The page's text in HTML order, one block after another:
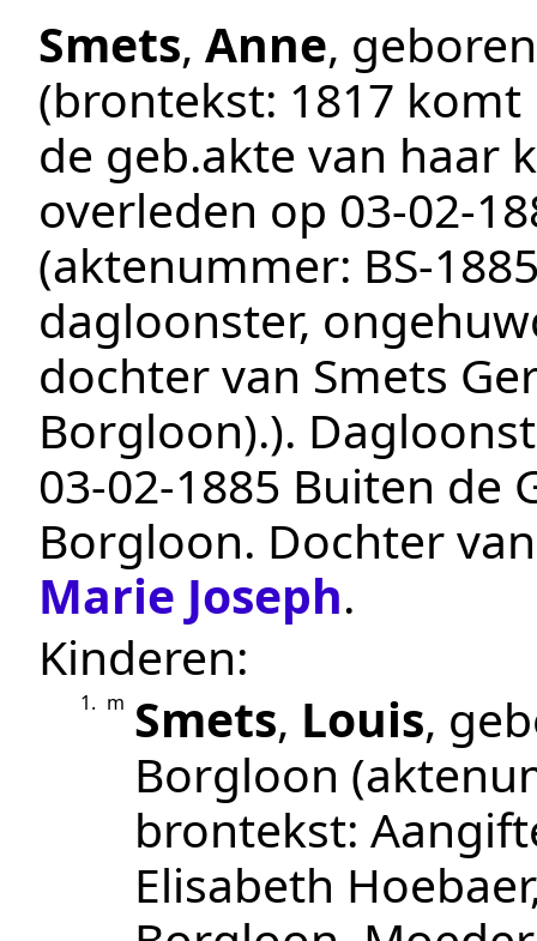
Smets, Anne,
(brontekst: 1817
de geb.akte van haar
overleden op
(aktenummer: BS-
dagloonster,
dochter van Smets
Borgloon).).
03‑02‑1885 Buiten de
Borgloon. Dochter
Marie Joseph.
Kinderen:
1. m Smets, Louis,
Borgloon
brontekst:
Elisabeth